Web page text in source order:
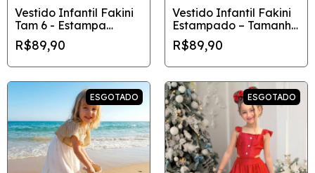
Vestido Infantil Fakini
Tam 6 - Estampa
Tropical Cocos e
Alcinha
R$89,90
Vestido Infantil Fakini
Estampado – Tamanho
2
R$89,90
ESGOTADO ESGOTADO